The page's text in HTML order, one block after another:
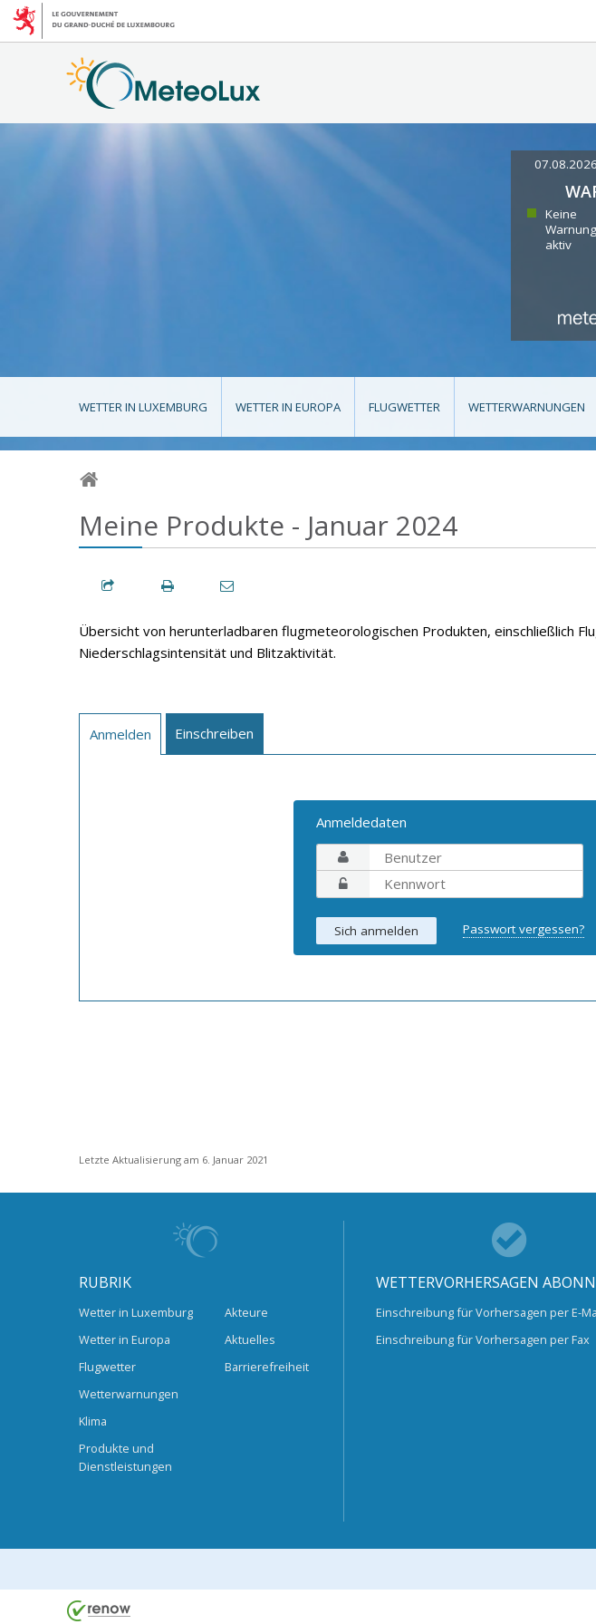
07.08.2026
Keine
Warnung
aktiv
WETTER IN LUXEMBURG WETTER IN EUROPA FLUGWETTER WETTERWARNUNGEN
Meine Produkte - Januar 2024
Übersicht von herunterladbaren flugmeteorologischen Produkten, einschließlich
Niederschlagsintensität und Blitzaktivität.
Anmelden Einschreiben
Anmeldedaten
Passwort vergessen?
Letzte Aktualisierung am 6. Januar 2021
RUBRIK
Wetter in Luxemburg
Wetter in Europa
Flugwetter
Wetterwarnungen
Klima
Produkte und
Dienstleistungen
Akteure
Aktuelles
Barrierefreiheit
WETTERVORHERSAGEN
Einschreibung für Vorhersagen per E-
Einschreibung für Vorhersagen per Fax